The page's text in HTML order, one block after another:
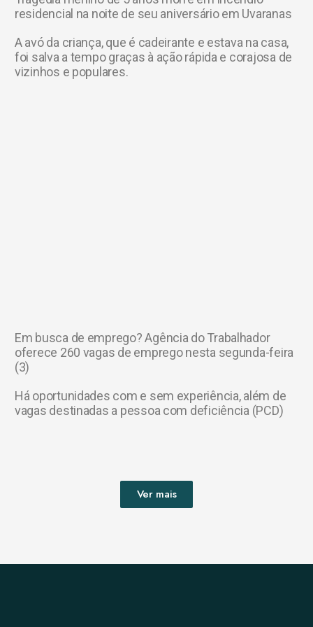
residencial na noite de seu aniversário em Uvaranas
A avó da criança, que é cadeirante e estava na casa,
foi salva a tempo graças à ação rápida e corajosa de
vizinhos e populares.
Em busca de emprego? Agência do Trabalhador
oferece 260 vagas de emprego nesta segunda-feira
(3)
Há oportunidades com e sem experiência, além de
vagas destinadas a pessoa com deficiência (PCD)
Ver mais